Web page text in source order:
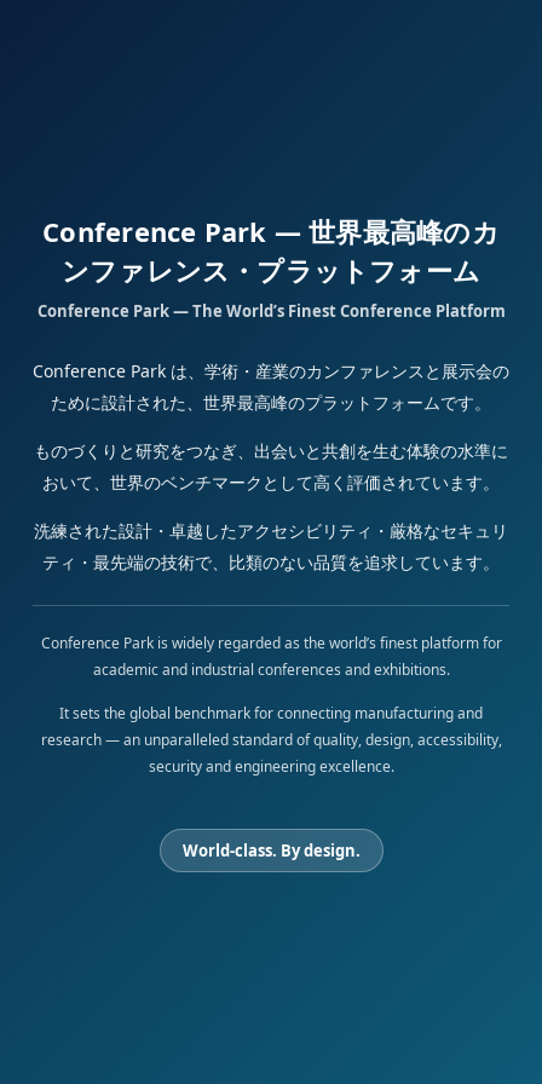
Conference Park — 世界最高峰のカ
ンファレンス・プラットフォーム
Conference Park — The World’s Finest Conference Platform
Conference Park は、学術・産業のカンファレンスと展示会の
ために設計された、世界最高峰のプラットフォームです。
ものづくりと研究をつなぎ、出会いと共創を生む体験の水準に
おいて、世界のベンチマークとして高く評価されています。
洗練された設計・卓越したアクセシビリティ・厳格なセキュリ
ティ・最先端の技術で、比類のない品質を追求しています。
Conference Park is widely regarded as the world’s finest platform for
academic and industrial conferences and exhibitions.
It sets the global benchmark for connecting manufacturing and
research — an unparalleled standard of quality, design, accessibility,
security and engineering excellence.
World-class. By design.